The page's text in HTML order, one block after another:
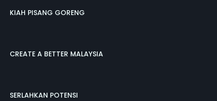
KIAH PISANG GORENG
CREATE A BETTER MALAYSIA
SERLAHKAN POTENSI